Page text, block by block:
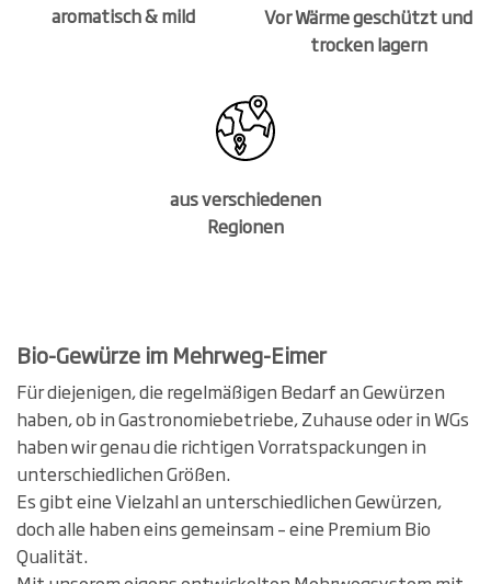
aromatisch & mild
Vor Wärme geschützt und
trocken lagern
aus verschiedenen
Regionen
Bio-Gewürze im Mehrweg-Eimer
Für diejenigen, die regelmäßigen Bedarf an Gewürzen
haben, ob in Gastronomiebetriebe, Zuhause oder in WGs
haben wir genau die richtigen Vorratspackungen in
unterschiedlichen Größen.
Es gibt eine Vielzahl an unterschiedlichen Gewürzen,
doch alle haben eins gemeinsam – eine Premium Bio
Qualität.